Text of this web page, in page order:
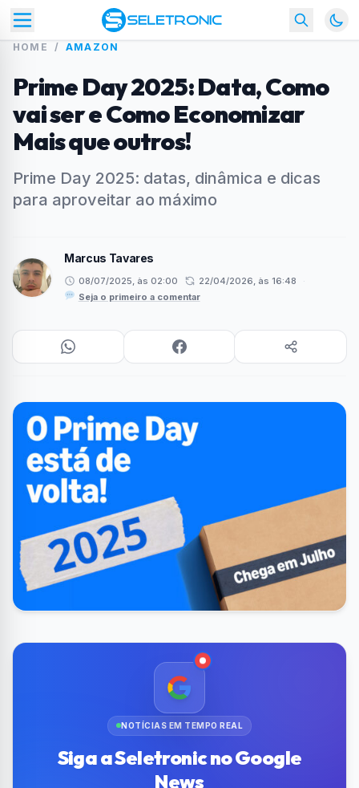
HOME / AMAZON
Prime Day 2025: Data, Como
vai ser e Como Economizar
Mais que outros!
Prime Day 2025: datas, dinâmica e dicas
para aproveitar ao máximo
Marcus Tavares
08/07/2025, às 02:00 22/04/2026, às 16:48
·
Seja o primeiro a comentar
NOTÍCIAS EM TEMPO REAL
Siga a Seletronic no Google
News